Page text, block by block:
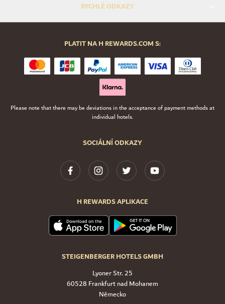
RYCHLÉ ODKAZY
SOCIÁLNÍ ODKAZY
H REWARDS APLIKACE
STEIGENBERGER HOTELS GMBH
Lyoner Str. 25
60528 Frankfurt nad Mohanem
Německo
PLATIT NA H REWARDS.COM S:
Please note that there may be deviations in the acceptance of payment methods at
individual hotels.